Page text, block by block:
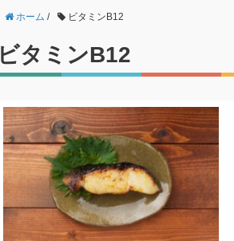
ホーム / ビタミンB12
ビタミンB12